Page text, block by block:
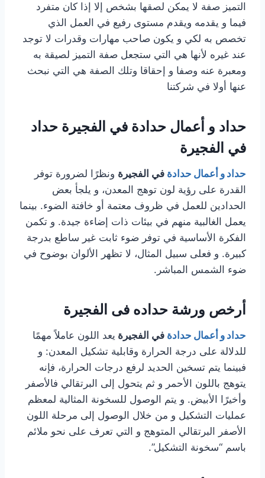
التميز صفة لا يمكن لصقها بشخص إلا إذا كان متفرد
فيما و يقدمه ويقدم مستوى رفيع في العمل الذي
تخصص به لكي و يكون صاحب مهارات وقدرات لا توجد
عند غيره لأنها هي التي ستجعل صفة التميز لصيقة به
ومعبرة عنه وصفا و إحقاقا وتلك الصفة هي التي نبحث
عنها أولا في شركتنا
حداد و أعمال حدادة في الفجيرة حداد
في الفجيرة
حداد و أعمال حدادة في الفجيرة ونظرًا لضرورة توفر
القدرة على رؤية لون توهج المعدن، و يلجأ بعض
الحدادين للعمل في ظروف معتمة أو خافتة الضوء. بينما
يعمل الغالبية منهم في بيئات ذات إضاءة جيدة. و تكمن
الفكرة الأساسية في توفر ضوء ثابت غير ساطع بدرجة
كبيرة. و فعلى سبيل المثال، لا تظهر الألوان بوضوح في
ضوء الشمس المباشر.
أرخص ورشة حداده فى الفجيرة
حداد و أعمال حدادة في الفجيرة يعد اللون عاملاً مهمًا
للدلالة على درجة الحرارة وقابلية تشكيل المعدن: و
فبينما يتم تسخين الحديد لرفع درجات الحرارة، فإنه
يتوهج باللون الأحمر و ثم يتحول إلى البرتقالي فالأصفر
وأخيرًا الأبيض. و يتم الوصول للسخونة المثالية لمعظم
عمليات التشكيل و من خلال الوصول إلى مرحلة اللون
الأصفر البرتقالي المتوهج و التي تعرف على نحو ملائم
باسم “سخونة التشكيل”.